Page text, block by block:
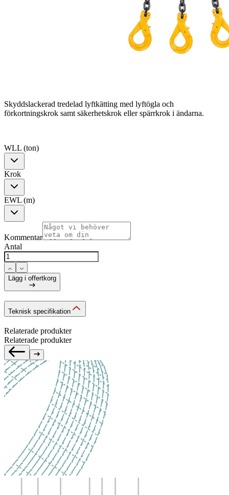
Skyddslackerad tredelad lyftkätting med lyftögla och
förkortningskrok samt säkerhetskrok eller spärrkrok i ändarna.
WLL (ton)
Krok
EWL (m)
Kommentar
Antal
Lägg i offertkorg
Teknisk specifikation
Relaterade produkter
Relaterade produkter